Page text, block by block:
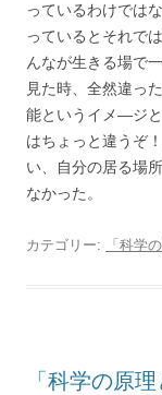
っているわけでは
っているとそれで
んなが生きる場で
見た時、全然違っ
能というイメ―ジ
はちょっと違うぞ
い、自分の居る場
なかった。
カテゴリー: 「科学
「科学の原